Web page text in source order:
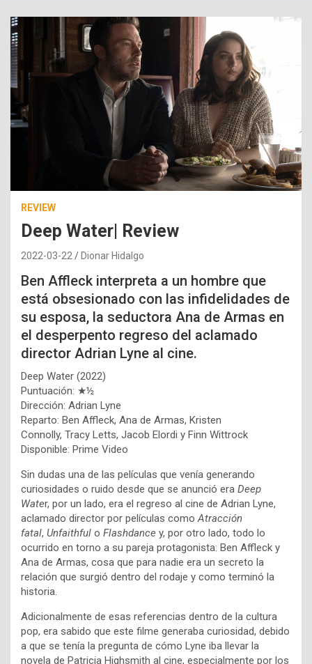
REVIEW
Deep Water| Review
2022-03-22 Dionar Hidalgo
Ben Affleck interpreta a un hombre que
está obsesionado con las infidelidades de
su esposa, la seductora Ana de Armas en
el desperpento regreso del aclamado
director Adrian Lyne al cine.
Deep Water (2022)
Puntuación: ★½
Dirección: Adrian Lyne
Reparto: Ben Affleck, Ana de Armas, Kristen
Connolly, Tracy Letts, Jacob Elordi y Finn Wittrock
Disponible: Prime Video
Sin dudas una de las películas que venía generando
curiosidades o ruido desde que se anunció era Deep
Water, por un lado, era el regreso al cine de Adrian Lyne,
aclamado director por películas comoAtracción
fatal, Unfaithful o Flashdance y, por otro lado, todo lo
ocurrido en torno a su pareja protagonista: Ben Affleck y
Ana de Armas, cosa que para nadie era un secreto la
relación que surgió dentro del rodaje y como terminó la
historia.
Adicionalmente de esas referencias dentro de la cultura
pop, era sabido que este filme generaba curiosidad, debido
a que se tenía la pregunta de cómo Lyne iba llevar la
novela de Patricia Highsmith al cine, especialmente por los